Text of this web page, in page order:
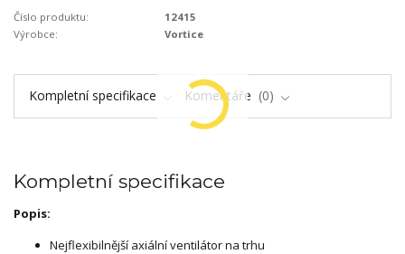
Číslo produktu:
12415
Výrobce:
Vortice
Kompletní specifikace Komentáře 0
Kompletní specifikace
Popis:
Nejflexibilnější axiální ventilátor na trhu